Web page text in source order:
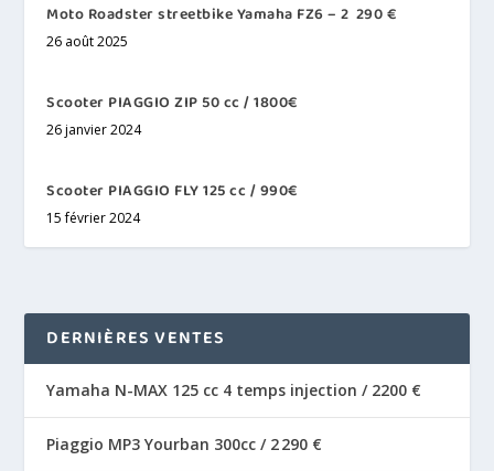
Moto Roadster streetbike Yamaha FZ6 – 2 290 €
26 août 2025
Scooter PIAGGIO ZIP 50 cc / 1800€
26 janvier 2024
Scooter PIAGGIO FLY 125 cc / 990€
15 février 2024
DERNIÈRES VENTES
Yamaha N-MAX 125 cc 4 temps injection / 2200 €
Piaggio MP3 Yourban 300cc / 2 290 €